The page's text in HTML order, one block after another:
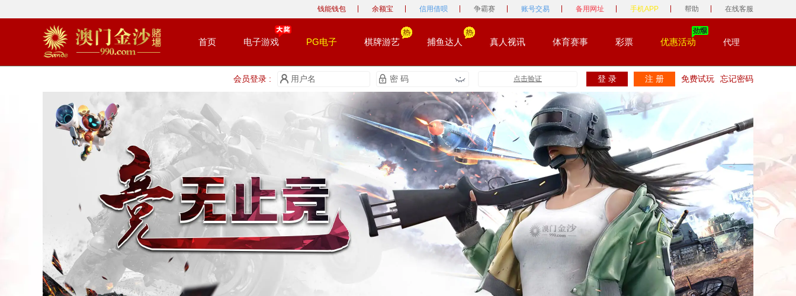
钱能钱包 余额宝 信用借呗 争霸赛 账号交易 备用网址 手机APP 帮助 在线客服
首页 电子游戏 PG电子 棋牌游艺 捕鱼达人 真人视讯 体育赛事 彩票 优惠活动 代理
会员登录 : 点击验证 登 录 注 册 免费试玩 忘记密码
1
2
0
1
2
0
1
2